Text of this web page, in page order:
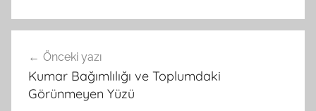
gezinmesi
Önceki yazı
Kumar Bağımlılığı ve Toplumdaki
Görünmeyen Yüzü